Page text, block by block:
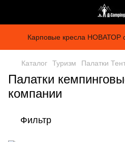
Карповые кресла НОВАТОР
Каталог Туризм Палатки
Палатки
компании
Фильтр